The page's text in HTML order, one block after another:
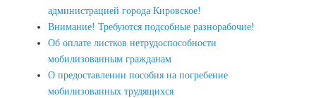
администрацией города Кировское!
Внимание! Требуются подсобные разнорабочие!
Об оплате листков нетрудоспособности
мобилизованным гражданам
О предоставлении пособия на погребение
мобилизованных трудящихся